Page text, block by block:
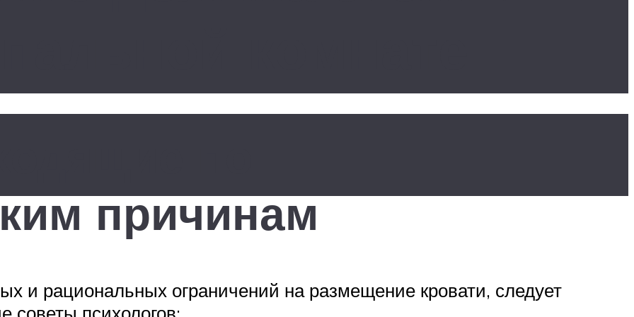
комнате
по
причинам
и рациональных ограничений на размещение кровати, следует